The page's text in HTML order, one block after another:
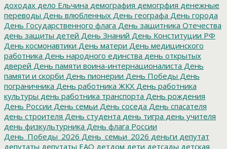
доходах дело Ельчина демография демогрфия денежные
переводы День влюбленных День географа День города
День Государственного флага День защитника Отечества
день защиты детей День Знаний День Конституции РФ
День космонавтики День матери День медицинского
работника День народного единства день открытых
дверей День памяти воина-интернационалиста День
памяти и скорби День пионерии День Победы День
пограничника День работника ЖКХ День работника
культуры день работника транспорта День рождения
День России День семьи День соседа День спасателя
день строителя День студента день тигра день учителя
день физкультурника День флага России
День_Победы_2026 День_семьи_2026 деньги депутат
депутаты депутаты ЕАО детдом дети детсады детская